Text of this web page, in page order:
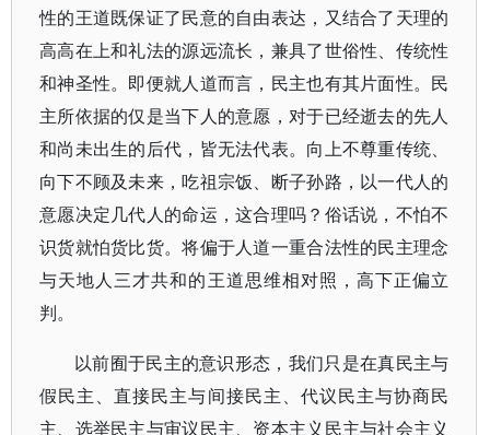
性的王道既保证了民意的自由表达，又结合了天理的
高高在上和礼法的源远流长，兼具了世俗性、传统性
和神圣性。即便就人道而言，民主也有其片面性。民
主所依据的仅是当下人的意愿，对于已经逝去的先人
和尚未出生的后代，皆无法代表。向上不尊重传统、
向下不顾及未来，吃祖宗饭、断子孙路，以一代人的
意愿决定几代人的命运，这合理吗？俗话说，不怕不
识货就怕货比货。将偏于人道一重合法性的民主理念
与天地人三才共和的王道思维相对照，高下正偏立
判。
以前囿于民主的意识形态，我们只是在真民主与
假民主、直接民主与间接民主、代议民主与协商民
主、选举民主与审议民主、资本主义民主与社会主义